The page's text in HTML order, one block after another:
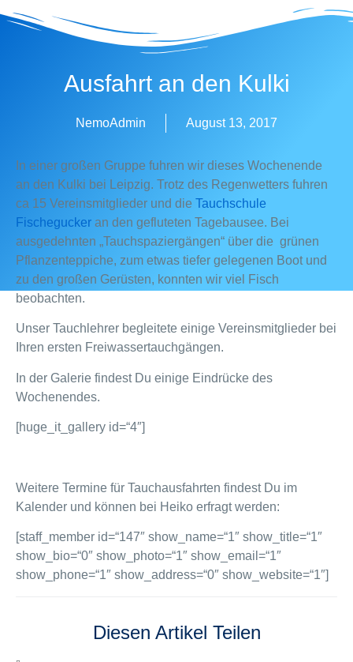
Zum
Inhalt
Ausfahrt an den Kulki
NemoAdmin August 13, 2017
In einer großen Gruppe fuhren wir dieses Wochenende
an den Kulki bei Leipzig. Trotz des Regenwetters fuhren
ca 15 Vereinsmitglieder und die Tauchschule
Fischegucker an den gefluteten Tagebausee. Bei
ausgedehnten „Tauchspaziergängen“ über die grünen
Pflanzenteppiche, zum etwas tiefer gelegenen Boot und
zu den großen Gerüsten, konnten wir viel Fisch
beobachten.
Unser Tauchlehrer begleitete einige Vereinsmitglieder bei
Ihren ersten Freiwassertauchgängen.
In der Galerie findest Du einige Eindrücke des
Wochenendes.
[huge_it_gallery id=“4″]
Weitere Termine für Tauchausfahrten findest Du im
Kalender und können bei Heiko erfragt werden:
[staff_member id=“147″ show_name=“1″ show_title=“1″
show_bio=“0″ show_photo=“1″ show_email=“1″
show_phone=“1″ show_address=“0″ show_website=“1″]
Diesen Artikel Teilen